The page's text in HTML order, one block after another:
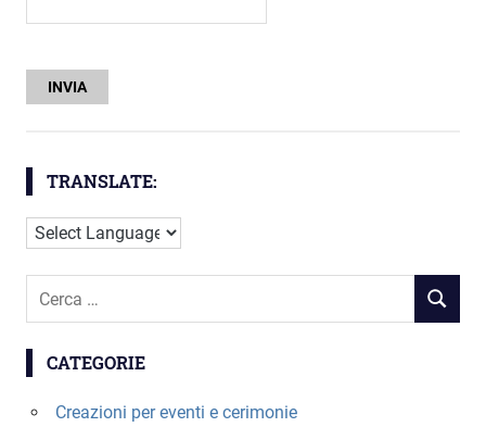
INVIA
TRANSLATE:
Cerca
RICERCA
CATEGORIE
Creazioni per eventi e cerimonie